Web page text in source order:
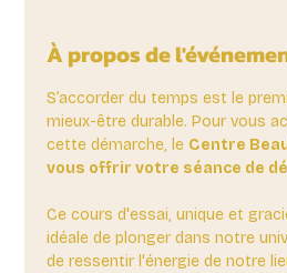
À propos de
S’accorder du temps est le
mieux-être durable. Pour vous
cette démarche, le Centre
vous offrir votre séance de
Ce cours d'essai, unique et
idéale de plonger dans notre
de ressentir l'énergie de notre